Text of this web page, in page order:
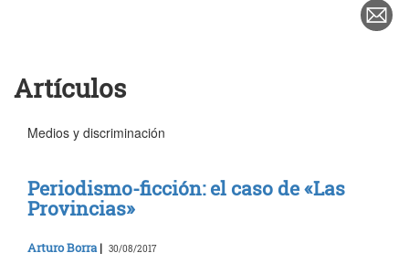
Artículos
Medios y discriminación
Periodismo-ficción: el caso de «Las
Provincias»
Arturo Borra | 30/08/2017